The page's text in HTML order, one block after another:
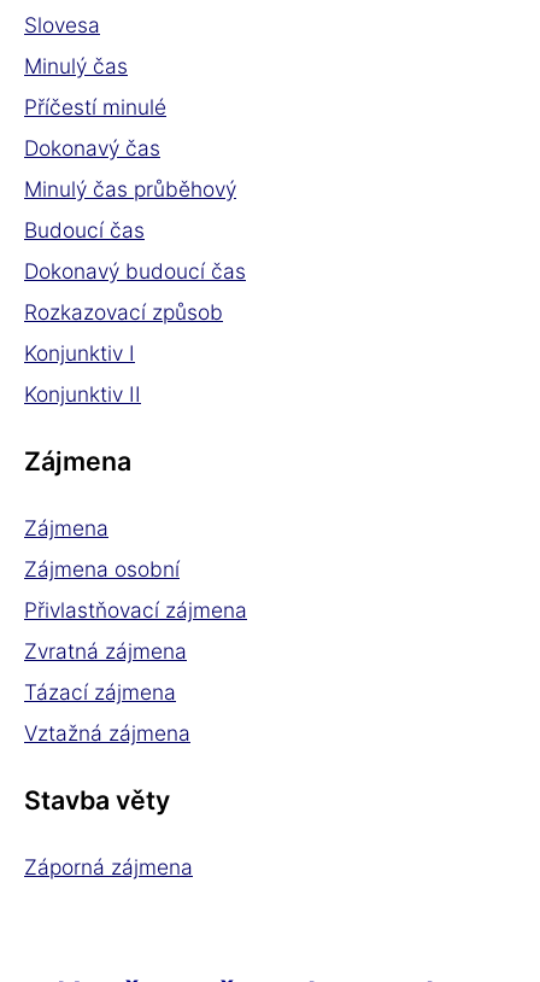
Slovesa
Minulý čas
Příčestí minulé
Dokonavý čas
Minulý čas průběhový
Budoucí čas
Dokonavý budoucí čas
Rozkazovací způsob
Konjunktiv I
Konjunktiv II
Zájmena
Zájmena
Zájmena osobní
Přivlastňovací zájmena
Zvratná zájmena
Tázací zájmena
Vztažná zájmena
Stavba věty
Záporná zájmena